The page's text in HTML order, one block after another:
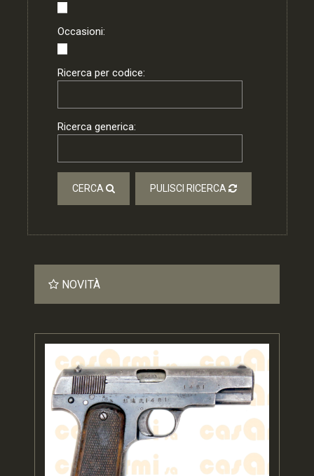
Occasioni:
Ricerca per codice:
Ricerca generica:
CERCA PULISCI RICERCA
NOVITÀ